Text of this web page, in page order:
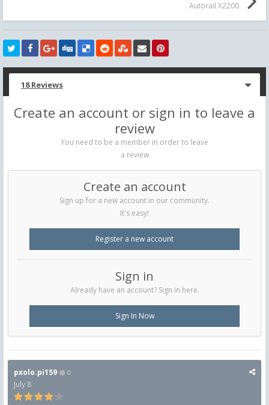
Autorail X2200
18 Reviews
Create an account or sign in to leave a
review
You need to be a member in order to leave
a review
Create an account
Sign up for a new account in our community.
It's easy!
Register a new account
Sign in
Already have an account? Sign in here.
Sign In Now
pxolo.pi159 0
July 8